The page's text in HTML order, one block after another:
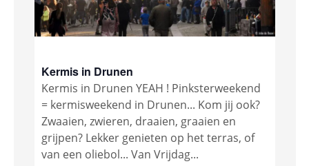
Kermis in Drunen
Kermis in Drunen YEAH ! Pinksterweekend
= kermisweekend in Drunen... Kom jij ook?
Zwaaien, zwieren, draaien, graaien en
grijpen? Lekker genieten op het terras, of
van een oliebol... Van Vrijdag...